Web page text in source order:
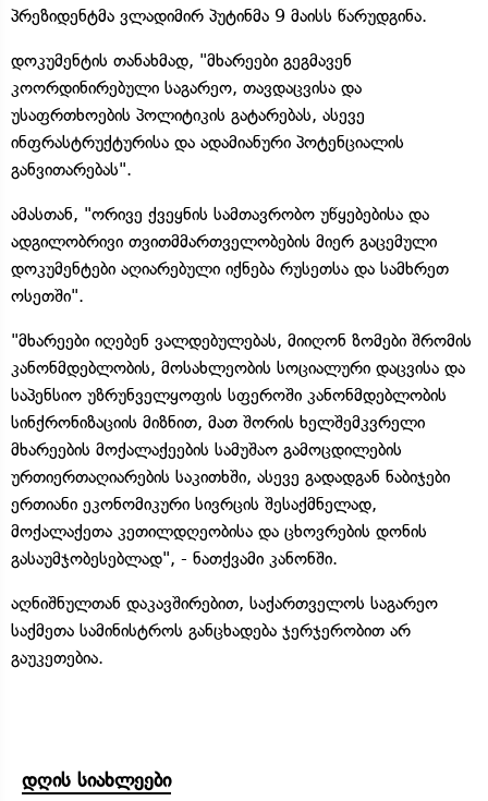
პრეზიდენტმა ვლადიმირ პუტინმა 9 მაისს წარუდგინა.
დოკუმენტის თანახმად, "მხარეები გეგმავენ
კოორდინირებული საგარეო, თავდაცვისა და
უსაფრთხოების პოლიტიკის გატარებას, ასევე
ინფრასტრუქტურისა და ადამიანური პოტენციალის
განვითარებას".
ამასთან, "ორივე ქვეყნის სამთავრობო უწყებებისა და
ადგილობრივი თვითმმართველობების მიერ გაცემული
დოკუმენტები აღიარებული იქნება რუსეთსა და სამხრეთ
ოსეთში".
"მხარეები იღებენ ვალდებულებას, მიიღონ ზომები შრომის
კანონმდებლობის, მოსახლეობის სოციალური დაცვისა და
საპენსიო უზრუნველყოფის სფეროში კანონმდებლობის
სინქრონიზაციის მიზნით, მათ შორის ხელშემკვრელი
მხარეების მოქალაქეების სამუშაო გამოცდილების
ურთიერთაღიარების საკითხში, ასევე გადადგან ნაბიჯები
ერთიანი ეკონომიკური სივრცის შესაქმნელად,
მოქალაქეთა კეთილდღეობისა და ცხოვრების დონის
გასაუმჯობესებლად", - ნათქვამი კანონში.
აღნიშნულთან დაკავშირებით, საქართველოს საგარეო
საქმეთა სამინისტროს განცხადება ჯერჯერობით არ
გაუკეთებია.
დღის სიახლეები